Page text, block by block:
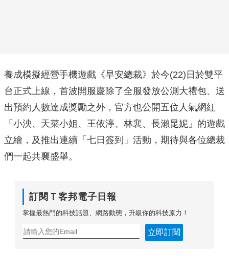
養成模擬經營手機遊戲《早安總裁》於今(22) 日於雙平
台正式上線，首波開服慶除了全服發放公測大禮包、 送
出預約人數達成獎勵之外，官方也公開五位人氣網紅
「小泱、 天菜小姐、王依渟、林襄、長瀨昆妮」的遊戲
立繪，及推出連續「 七日簽到」活動，期待與各位總裁
們一起共襄盛舉。
訂閱Ｔ客邦電子日報
掌握最熱門的科技話題、網路動態，升級你的科技原力！
立即訂閱